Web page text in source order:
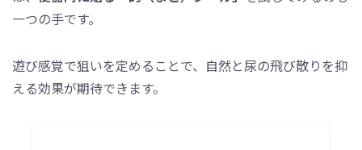
一つの手です。
遊び感覚で狙いを定めることで、自然と尿の飛び散りを抑
える効果が期待できます。